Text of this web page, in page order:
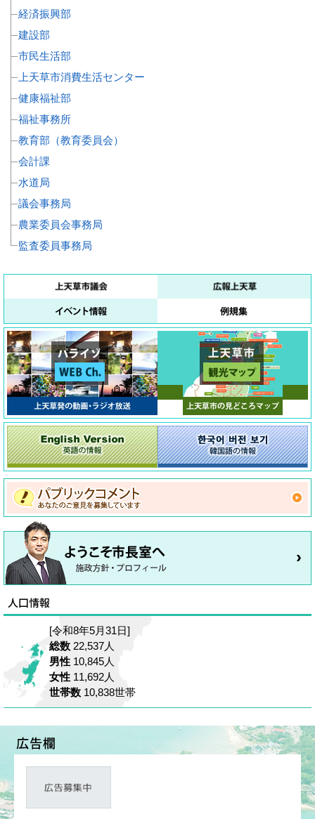
経済振興部
建設部
市民生活部
上天草市消費生活センター
健康福祉部
福祉事務所
教育部（教育委員会）
会計課
水道局
議会事務局
農業委員会事務局
監査委員事務局
[令和8年5月31日]
総数 22,537人
男性 10,845人
女性 11,692人
世帯数 10,838世帯